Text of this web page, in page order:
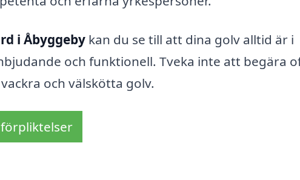
i Åbyggeby kan du se till att dina golv alltid är i
och funktionell. Tveka inte att begära
och välskötta golv.